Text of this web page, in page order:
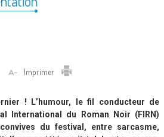
Imprimer
! L’humour, le fil conducteur de
International du Roman Noir (FIRN)
du festival, entre sarcasme,